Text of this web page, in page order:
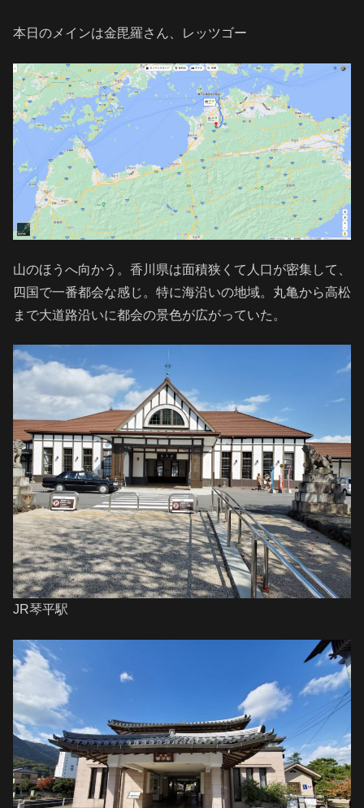
本日のメインは金毘羅さん、レッツゴー
山のほうへ向かう。香川県は面積狭くて人口が密集して、
四国で一番都会な感じ。特に海沿いの地域。丸亀から高松
まで大道路沿いに都会の景色が広がっていた。
JR琴平駅